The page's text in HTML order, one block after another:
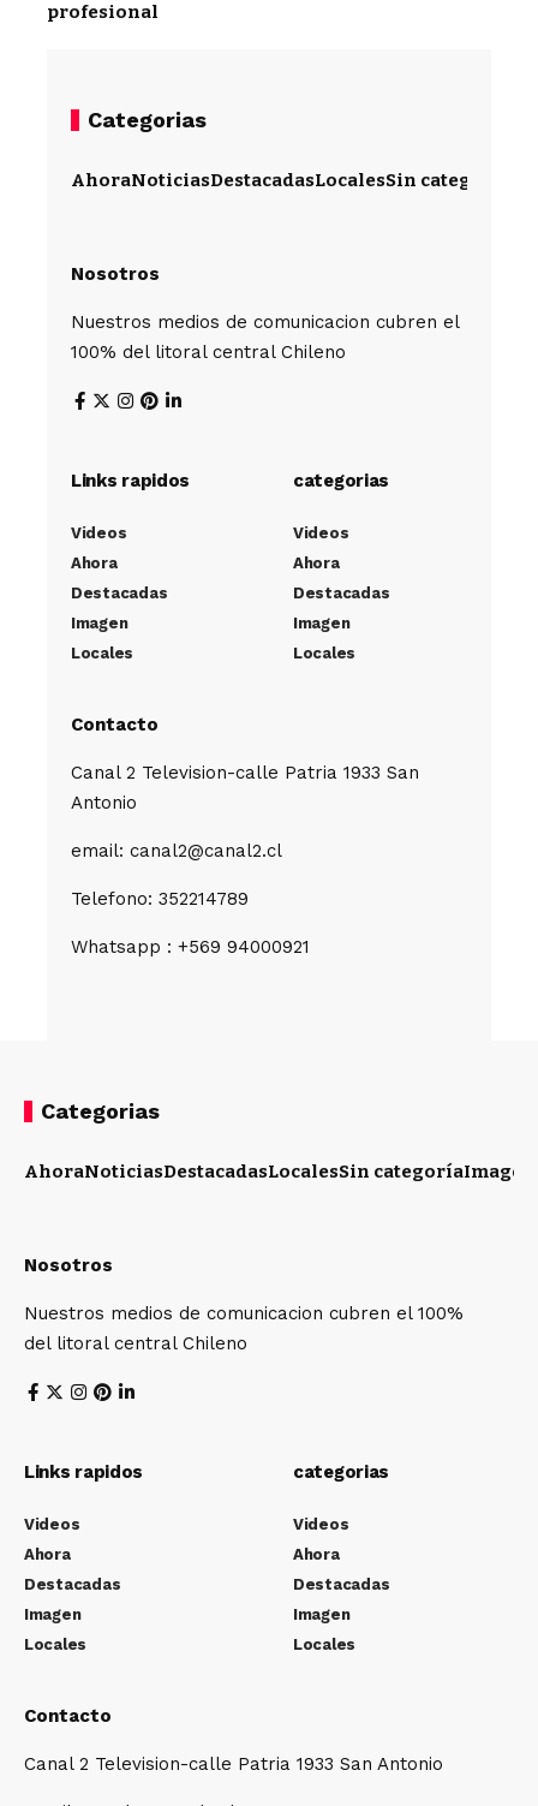
profesional
Categorias
AhoraNoticiasDestacadasLocalesSin categoría
Nosotros
Nuestros medios de comunicacion cubren el
100% del litoral central Chileno
Links rapidos
Videos
Ahora
Destacadas
Imagen
Locales
categorias
Videos
Ahora
Destacadas
Imagen
Locales
Contacto
Canal 2 Television-calle Patria 1933 San
Antonio
email: canal2@canal2.cl
Telefono: 352214789
Whatsapp : +569 94000921
Categorias
AhoraNoticiasDestacadasLocalesSin categoríaImagen
Nosotros
Nuestros medios de comunicacion cubren el 100%
del litoral central Chileno
Links rapidos
Videos
Ahora
Destacadas
Imagen
Locales
categorias
Videos
Ahora
Destacadas
Imagen
Locales
Contacto
Canal 2 Television-calle Patria 1933 San Antonio